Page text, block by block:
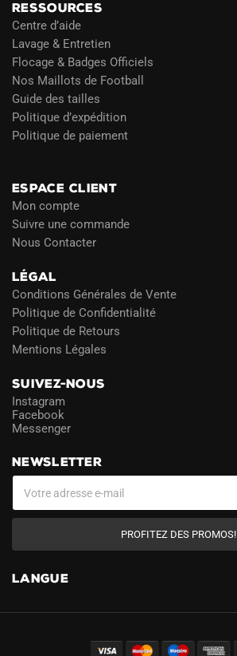
RESSOURCES
Centre d’aide
Lavage & Entretien
Flocage & Badges Officiels
Nos Maillots de Football
Guide des tailles
Politique d’expédition
Politique de paiement
ESPACE CLIENT
Mon compte
Suivre une commande
Nous Contacter
LÉGAL
Conditions Générales de Vente
Politique de Confidentialité
Politique de Retours
Mentions Légales
SUIVEZ-NOUS
Instagram
Facebook
Messenger
NEWSLETTER
PROFITEZ DES PROMOS!
LANGUE